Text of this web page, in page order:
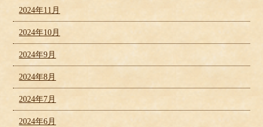
2024年11月
2024年10月
2024年9月
2024年8月
2024年7月
2024年6月